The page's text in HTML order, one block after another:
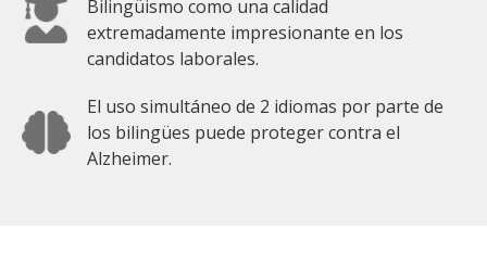
Bilingüismo como una calidad
extremadamente impresionante en los
candidatos laborales.
El uso simultáneo de 2 idiomas por parte de
los bilingües puede proteger contra el
Alzheimer.